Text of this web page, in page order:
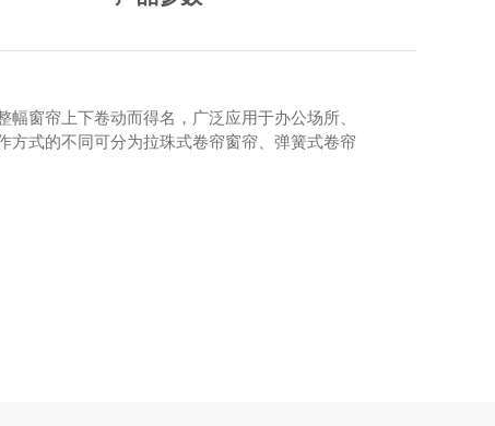
窗帘上下卷动而得名，广泛应用于办公场所、
方式的不同可分为拉珠式卷帘窗帘、弹簧式卷帘